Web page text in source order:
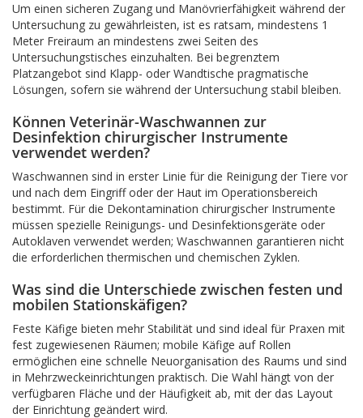
Um einen sicheren Zugang und Manövrierfähigkeit während der
Untersuchung zu gewährleisten, ist es ratsam, mindestens 1
Meter Freiraum an mindestens zwei Seiten des
Untersuchungstisches einzuhalten. Bei begrenztem
Platzangebot sind Klapp- oder Wandtische pragmatische
Lösungen, sofern sie während der Untersuchung stabil bleiben.
Können Veterinär-Waschwannen zur
Desinfektion chirurgischer Instrumente
verwendet werden?
Waschwannen sind in erster Linie für die Reinigung der Tiere vor
und nach dem Eingriff oder der Haut im Operationsbereich
bestimmt. Für die Dekontamination chirurgischer Instrumente
müssen spezielle Reinigungs- und Desinfektionsgeräte oder
Autoklaven verwendet werden; Waschwannen garantieren nicht
die erforderlichen thermischen und chemischen Zyklen.
Was sind die Unterschiede zwischen festen und
mobilen Stationskäfigen?
Feste Käfige bieten mehr Stabilität und sind ideal für Praxen mit
fest zugewiesenen Räumen; mobile Käfige auf Rollen
ermöglichen eine schnelle Neuorganisation des Raums und sind
in Mehrzweckeinrichtungen praktisch. Die Wahl hängt von der
verfügbaren Fläche und der Häufigkeit ab, mit der das Layout
der Einrichtung geändert wird.